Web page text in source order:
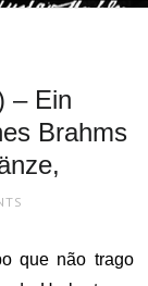
– Ein
Brahms
que não trago